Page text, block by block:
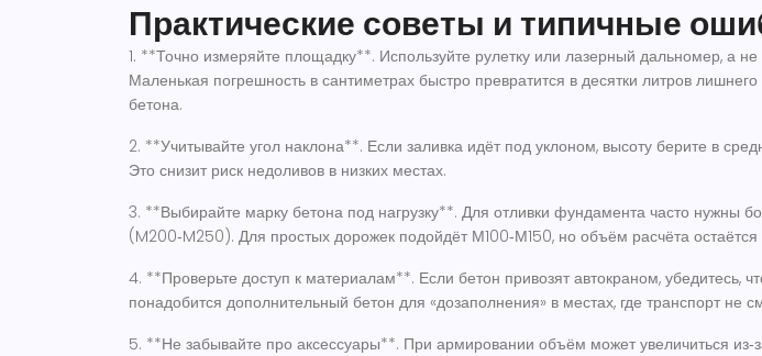
Практические советы и типичные
1. **Точно измеряйте площадку**. Используйте рулетку или лазерный дальномер, а не
Маленькая погрешность в сантиметрах быстро превратится в десятки литров
бетона.
2. **Учитывайте угол наклона**. Если заливка идёт под уклоном, высоту берите в
Это снизит риск недоливов в низких местах.
3. **Выбирайте марку бетона под нагрузку**. Для отливки фундамента часто нужны
(M200‑M250). Для простых дорожек подойдёт М100‑М150, но объём расчёта
4. **Проверьте доступ к материалам**. Если бетон привозят автокраном, убедитесь,
понадобится дополнительный бетон для «дозаполнения» в местах, где транспорт не
5. **Не забывайте про аксессуары**. При армировании объём может увеличиться